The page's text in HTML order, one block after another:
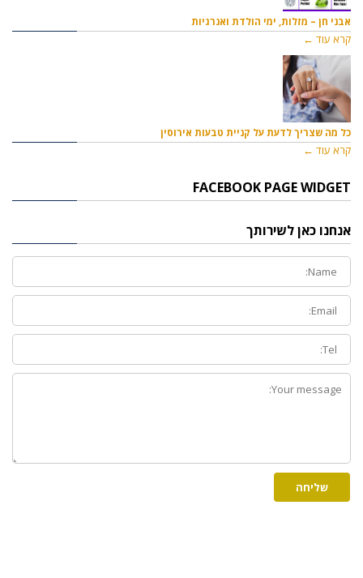
אבני חן – מזלות, ימי הולדת ואנרגיות
קרא עוד ←
כל מה שצריך לדעת על קניית טבעות אירוסין
קרא עוד ←
FACEBOOK PAGE WIDGET
אנחנו כאן לשירותך
Full
Name:
Email:
Phone:
How
can
we
שליחה